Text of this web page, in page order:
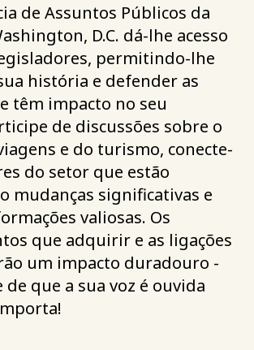
de Assuntos Públicos da
D.C. dá-lhe acesso
permitindo-lhe
história e defender as
têm impacto no seu
de discussões sobre o
e do turismo, conecte-
do setor que estão
mudanças significativas e
valiosas. Os
que adquirir e as ligações
um impacto duradouro -
de que a sua voz é ouvida